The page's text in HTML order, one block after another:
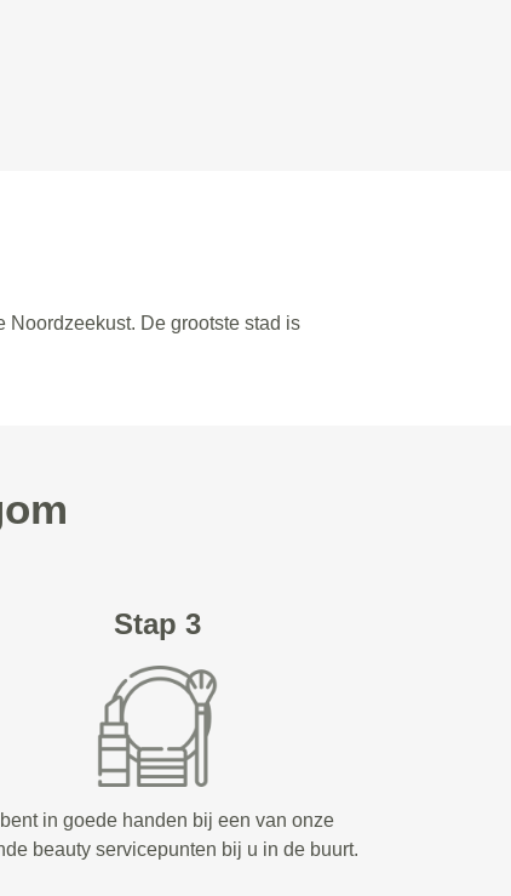
De grootste stad is
Stap 3
in goede handen bij een van onze
beauty servicepunten bij u in de buurt.